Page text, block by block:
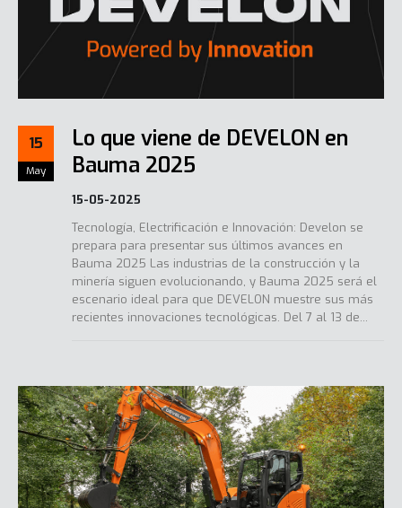
15
May
Lo que viene de DEVELON en
Bauma 2025
15-05-2025
Tecnología, Electrificación e Innovación: Develon se
prepara para presentar sus últimos avances en
Bauma 2025 Las industrias de la construcción y la
minería siguen evolucionando, y Bauma 2025 será el
escenario ideal para que DEVELON muestre sus más
recientes innovaciones tecnológicas. Del 7 al 13 de...